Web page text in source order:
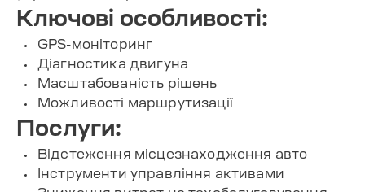
Ключові особливості:
GPS-моніторинг
Діагностика двигуна
Масштабованість рішень
Можливості маршрутизації
Послуги:
Відстеження місцезнаходження авто
Інструменти управління активами